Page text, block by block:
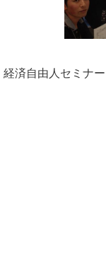
経済自由人セミナ